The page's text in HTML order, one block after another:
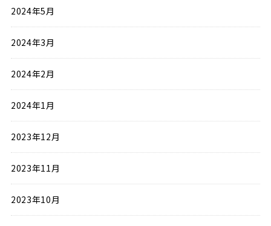
2024年5月
2024年3月
2024年2月
2024年1月
2023年12月
2023年11月
2023年10月